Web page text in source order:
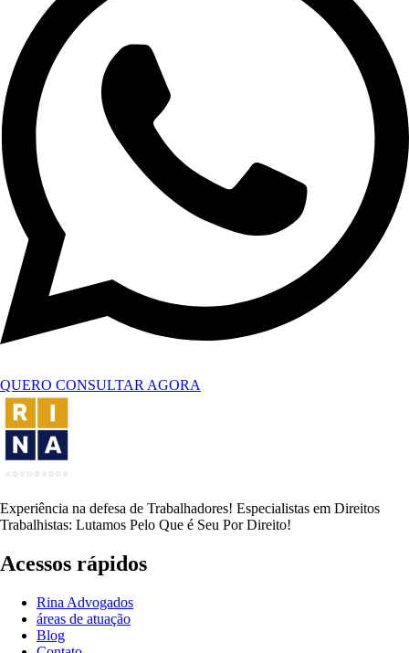
QUERO CONSULTAR AGORA
Experiência na defesa de Trabalhadores! Especialistas em Direitos
Trabalhistas: Lutamos Pelo Que é Seu Por Direito!
Acessos rápidos
Rina Advogados
áreas de atuação
Blog